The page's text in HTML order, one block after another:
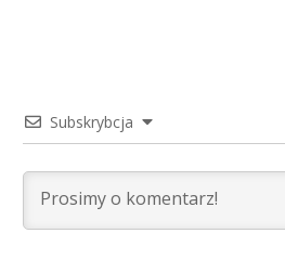
Subskrybcja